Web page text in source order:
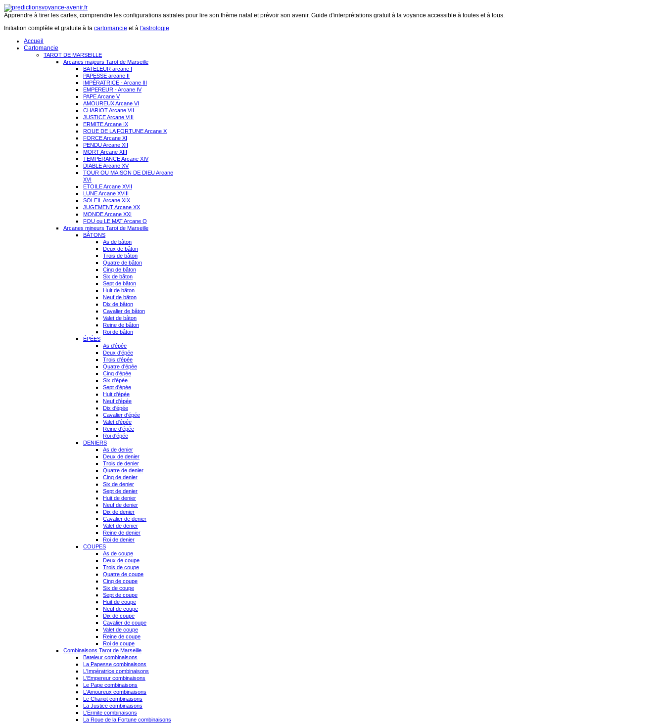
Apprendre à tirer les cartes, comprendre les configurations astrales pour lire son thème natal et prévoir son avenir. Guide d'interprétations gratuit à la voyance accessible à toutes et à tous.
Initiation complète et gratuite à la cartomancie et à l'astrologie
Accueil
Cartomancie
TAROT DE MARSEILLE
Arcanes majeurs Tarot de Marseille
BATELEUR arcane I
PAPESSE arcane II
IMPÉRATRICE - Arcane III
EMPEREUR - Arcane IV
PAPE Arcane V
AMOUREUX Arcane VI
CHARIOT Arcane VII
JUSTICE Arcane VIII
ERMITE Arcane IX
ROUE DE LA FORTUNE Arcane X
FORCE Arcane XI
PENDU Arcane XII
MORT Arcane XIII
TEMPÉRANCE Arcane XIV
DIABLE Arcane XV
TOUR OU MAISON DE DIEU Arcane
XVI
ETOILE Arcane XVII
LUNE Arcane XVIII
SOLEIL Arcane XIX
JUGEMENT Arcane XX
MONDE Arcane XXI
FOU ou LE MAT Arcane O
Arcanes mineurs Tarot de Marseille
BÂTONS
As de bâton
Deux de bâton
Trois de bâton
Quatre de bâton
Cinq de bâton
Six de bâton
Sept de bâton
Huit de bâton
Neuf de bâton
Dix de bâton
Cavalier de bâton
Valet de bâton
Reine de bâton
Roi de bâton
ÉPÉES
As d'épée
Deux d'épée
Trois d'épée
Quatre d'épée
Cinq d'épée
Six d'épée
Sept d'épée
Huit d'épée
Neuf d'épée
Dix d'épée
Cavalier d'épée
Valet d'épée
Reine d'épée
Roi d'épée
DENIERS
As de denier
Deux de denier
Trois de denier
Quatre de denier
Cinq de denier
Six de denier
Sept de denier
Huit de denier
Neuf de denier
Dix de denier
Cavalier de denier
Valet de denier
Reine de denier
Roi de denier
COUPES
As de coupe
Deux de coupe
Trois de coupe
Quatre de coupe
Cinq de coupe
Six de coupe
Sept de coupe
Huit de coupe
Neuf de coupe
Dix de coupe
Cavalier de coupe
Valet de coupe
Reine de coupe
Roi de coupe
Combinaisons Tarot de Marseille
Bateleur combinaisons
La Papesse combinaisons
L'Impératrice combinaisons
L'Empereur combinaisons
Le Pape combinaisons
L'Amoureux combinaisons
Le Chariot combinaisons
La Justice combinaisons
L'Ermite combinaisons
La Roue de la Fortune combinaisons